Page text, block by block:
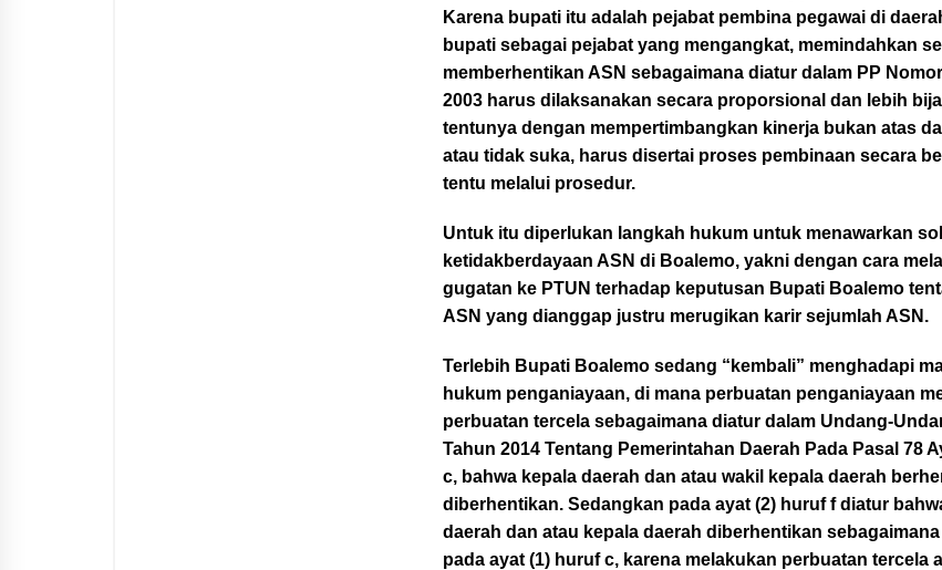
Karena bupati itu adalah pejabat pembina pegawai di
bupati sebagai pejabat yang mengangkat, memindahkan
memberhentikan ASN sebagaimana diatur dalam PP
2003 harus dilaksanakan secara proporsional dan lebih
tentunya dengan mempertimbangkan kinerja bukan atas
atau tidak suka, harus disertai proses pembinaan secara
tentu melalui prosedur.
Untuk itu diperlukan langkah hukum untuk menawarkan
ketidakberdayaan ASN di Boalemo, yakni dengan cara
gugatan ke PTUN terhadap keputusan Bupati Boalemo
ASN yang dianggap justru merugikan karir sejumlah ASN.
Terlebih Bupati Boalemo sedang “kembali” menghadapi
hukum penganiayaan, di mana perbuatan penganiayaan
perbuatan tercela sebagaimana diatur dalam Undang-
Tahun 2014 Tentang Pemerintahan Daerah Pada Pasal 78
c, bahwa kepala daerah dan atau wakil kepala daerah
diberhentikan. Sedangkan pada ayat (2) huruf f diatur
daerah dan atau kepala daerah diberhentikan
pada ayat (1) huruf c, karena melakukan perbuatan tercela